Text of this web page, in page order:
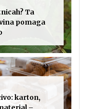
Ta
pomaga
karton,